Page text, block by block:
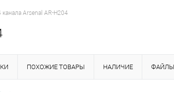
канала Arsenal AR-H204
ПОХОЖИЕ ТОВАРЫ НАЛИЧИЕ ФАЙЛЫ